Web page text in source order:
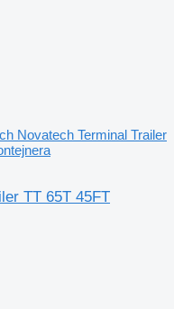
Novatech Terminal Trailer
TT 65T 45FT